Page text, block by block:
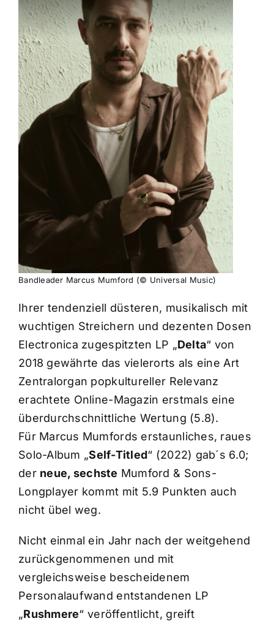
Bandleader Marcus Mumford (© Universal Music)
Ihrer tendenziell düsteren, musikalisch mit
wuchtigen Streichern und dezenten Dosen
Electronica zugespitzten LP „Delta“ von
2018 gewährte das vielerorts als eine Art
Zentralorgan popkultureller Relevanz
erachtete Online-Magazin erstmals eine
überdurchschnittliche Wertung (5.8).
Für Marcus Mumfords erstaunliches, raues
Solo-Album „Self-Titled“ (2022) gab´s 6.0;
der neue, sechste Mumford & Sons-
Longplayer kommt mit 5.9 Punkten auch
nicht übel weg.
Nicht einmal ein Jahr nach der weitgehend
zurückgenommenen und mit
vergleichsweise bescheidenem
Personalaufwand entstandenen LP
„Rushmere“ veröffentlicht, greift